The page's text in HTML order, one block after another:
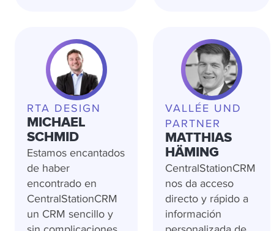
RTA DESIGN
MICHAEL
SCHMID
Estamos encantados
de haber
encontrado en
CentralStationCRM
un CRM sencillo y
VALLÉE UND
PARTNER
MATTHIAS
HÄMING
CentralStationCRM
nos da acceso
directo y rápido a
información